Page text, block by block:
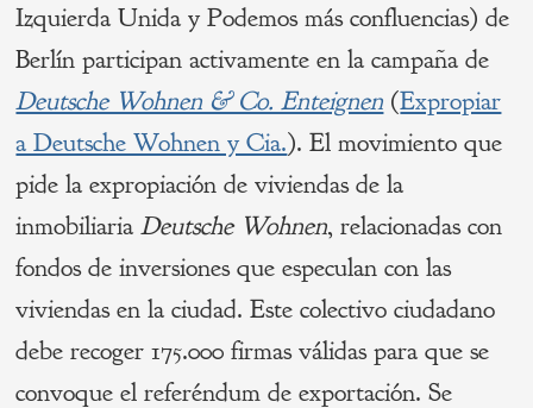
Izquierda Unida y Podemos más confluencias) de
Berlín participan activamente en la campaña de
Deutsche Wohnen & Co. Enteignen (Expropiar
a Deutsche Wohnen y Cia.). El movimiento que
pide la expropiación de viviendas de la
inmobiliariaDeutsche Wohnen, relacionadas con
fondos de inversiones que especulan con las
viviendas en la ciudad. Este colectivo ciudadano
debe recoger 175.000 firmas válidas para que se
convoque el referéndum de exportación. Se